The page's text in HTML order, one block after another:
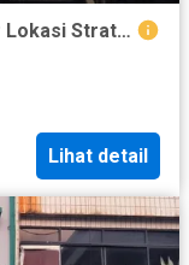
Ruko 4 Lantai Ruko Di Cideng Timur Lokasi Strategis Di Pinggir Jalan
Lihat detail